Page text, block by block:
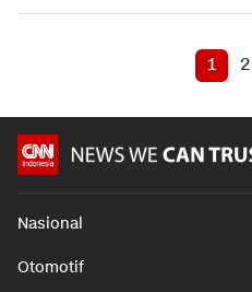
1 2
Nasional
Otomotif